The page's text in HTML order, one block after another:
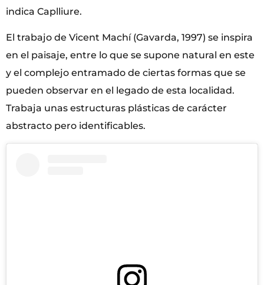
indica Caplliure.
El trabajo de Vicent Machí (Gavarda, 1997) se inspira
en el paisaje, entre lo que se supone natural en este
y el complejo entramado de ciertas formas que se
pueden observar en el legado de esta localidad.
Trabaja unas estructuras plásticas de carácter
abstracto pero identificables.